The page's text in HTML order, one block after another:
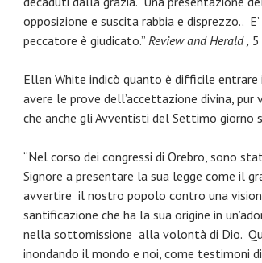
opposizione e suscita rabbia e disprezzo..
peccatore è giudicato.” Review and Herald ,
Ellen White indicò quanto è difficile
avere le prove dell’accettazione divina, pur
che anche gli Avventisti del Settimo
“Nel corso dei congressi di Orebro, sono
Signore a presentare la sua legge come il
avvertire il nostro popolo contro una
santificazione che ha la sua origine in
nella sottomissione alla volontà di Dio.
inondando il mondo e noi, come testimoni